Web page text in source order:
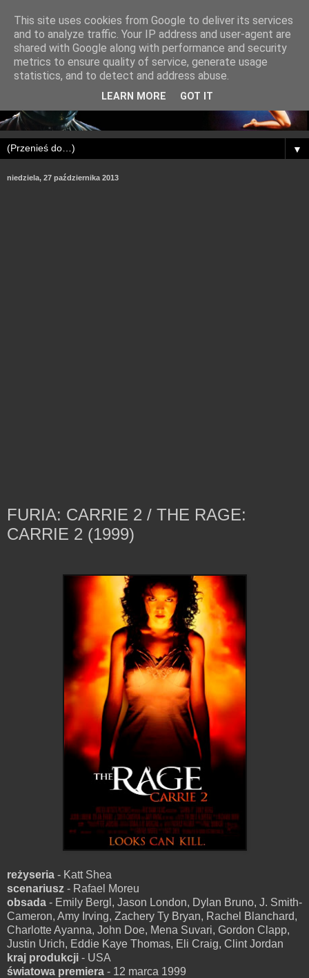
▼
niedziela, 27 października 2013
FURIA: CARRIE 2 / THE RAGE:
CARRIE 2 (1999)
reżyseria - Katt Shea
scenariusz - Rafael Moreu
obsada - Emily Bergl, Jason London, Dylan Bruno, J. Smith-
Cameron, Amy Irving, Zachery Ty Bryan, Rachel Blanchard,
Charlotte Ayanna, John Doe, Mena Suvari, Gordon Clapp,
Justin Urich, Eddie Kaye Thomas, Eli Craig, Clint Jordan
kraj produkcji - USA
światowa premiera - 12 marca 1999
This site uses cookies from Google to deliver its services
and to analyze traffic. Your IP address and user-agent are
shared with Google along with performance and security
metrics to ensure quality of service, generate usage
statistics, and to detect and address abuse.
LEARN MORE GOT IT